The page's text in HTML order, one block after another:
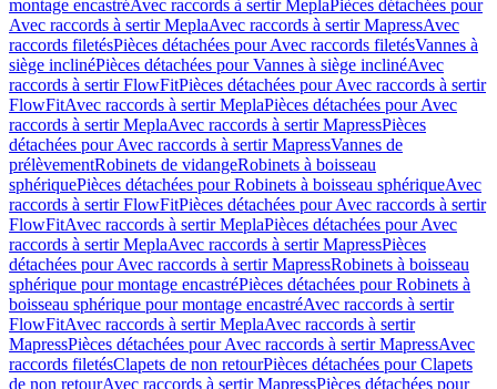
montage encastréAvec raccords à sertir MeplaPièces détachées pour
Avec raccords à sertir MeplaAvec raccords à sertir MapressAvec
raccords filetésPièces détachées pour Avec raccords filetésVannes à
siège inclinéPièces détachées pour Vannes à siège inclinéAvec
raccords à sertir FlowFitPièces détachées pour Avec raccords à sertir
FlowFitAvec raccords à sertir MeplaPièces détachées pour Avec
raccords à sertir MeplaAvec raccords à sertir MapressPièces
détachées pour Avec raccords à sertir MapressVannes de
prélèvementRobinets de vidangeRobinets à boisseau
sphériquePièces détachées pour Robinets à boisseau sphériqueAvec
raccords à sertir FlowFitPièces détachées pour Avec raccords à sertir
FlowFitAvec raccords à sertir MeplaPièces détachées pour Avec
raccords à sertir MeplaAvec raccords à sertir MapressPièces
détachées pour Avec raccords à sertir MapressRobinets à boisseau
sphérique pour montage encastréPièces détachées pour Robinets à
boisseau sphérique pour montage encastréAvec raccords à sertir
FlowFitAvec raccords à sertir MeplaAvec raccords à sertir
MapressPièces détachées pour Avec raccords à sertir MapressAvec
raccords filetésClapets de non retourPièces détachées pour Clapets
de non retourAvec raccords à sertir MapressPièces détachées pour